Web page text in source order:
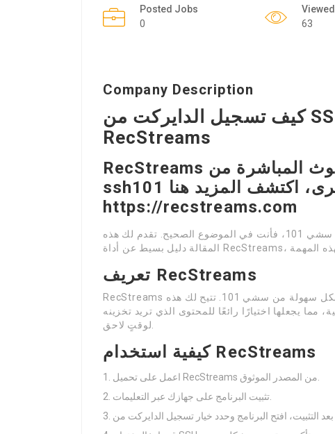
Posted Jobs
0
Viewed
63
Company Description
كيف تسجيل الدايركت من SSH101 باستخدام
RecStreams
RecStreams يقدّم أفضل خدمة لتسجيل البثوث المباشرة من
ssh101 وجميع المواقع الأخرى، اكتشف المزيد هنا:
https://recstreams.com
إذا كنت تبحث عن طريقة تسجل للبث المباشر من سشي 101، فأنت في الموضوع الصحيح. تقدم لك هذه
تعريف RecStreams
RecStreams هو أداة رائع يسمح لك بتسجيل الفيديوهات الحية بكل سهولة من سشي 101. تتيح لك هذه
مما يجعلها اختيارًا رائعًا للمحتوى الذي تريد تخزينه
كيفية استخدام RecStreams